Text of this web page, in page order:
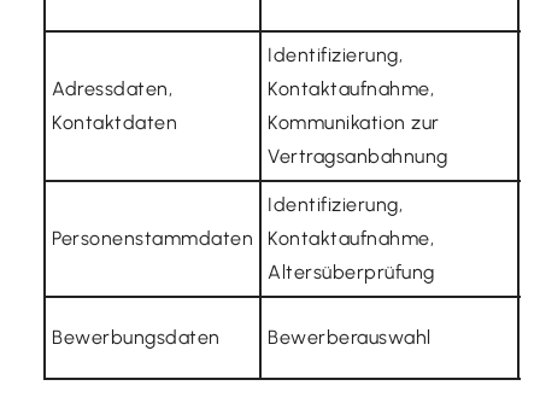
Adressdaten,
Kontaktdaten
Identifizierung,
Kontaktaufnahme,
Kommunikation zur
Vertragsanbahnung
Personenstammdaten
Identifizierung,
Kontaktaufnahme,
Altersüberprüfung
Bewerbungsdaten Bewerberauswahl